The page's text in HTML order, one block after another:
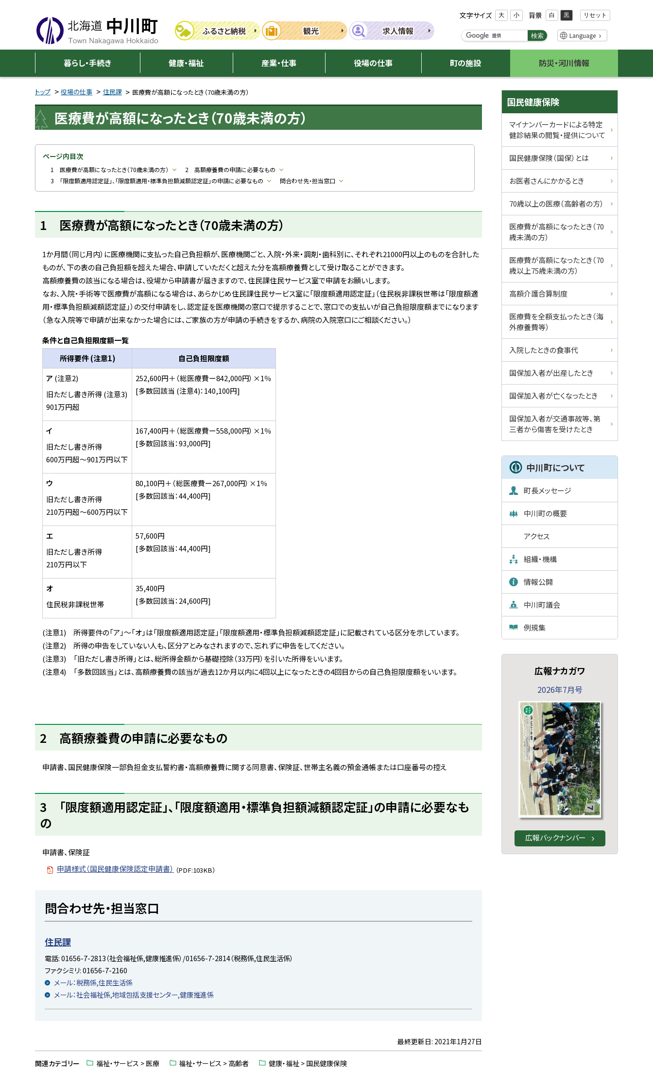
メ
ュ
中
川
町
ふるさと納税 観光 求人情報
文字サイズ 大 小 背景 白 黒 リセット
検
ー
ワ
検索 Language
暮らし・手続き 健康・福祉 産業・仕事 役場の仕事 町の施設 防災・河川情報
トップ 役場の仕事 住民課 医療費が高額になったとき（70歳未満の方）
医療費が高額になったとき（70歳未満の方）
ページ内目次
1 医療費が高額になったとき（70歳未満の方）
2 高額療養費の申請に必要なもの
3 「限度額適用認定証」、「限度額適用・標準負担額減額認定証」の申請に必要なもの
問合わせ先・担当窓口
1 医療費が高額になったとき（70歳未満の方）
1か月間（同じ月内）に医療機関に支払った自己負担額が、医療機関ごと、入院・外来・調剤・歯科別に、それぞれ21000円以上のものを合計した
ものが、下の表の自己負担額を超えた場合、申請していただくと超えた分を高額療養費として受け取ることができます。
高額療養費の該当になる場合は、役場から申請書が届きますので、住民課住民サービス室で申請をお願いします。
なお、入院・手術等で医療費が高額になる場合は、あらかじめ住民課住民サービス室に「限度額適用認定証」（住民税非課税世帯は「限度額適
用・標準負担額減額認定証」）の交付申請をし、認定証を医療機関の窓口で提示することで、窓口での支払いが自己負担限度額までになります
（急な入院等で申請が出来なかった場合には、ご家族の方が申請の手続きをするか、病院の入院窓口にご相談ください。）
条件と自己負担限度額一覧
所得要件 (注意1)
自己負担限度額
ア (注意2)
旧ただし書き所得 (注意3)
901万円超
252,600円＋（総医療費ー842,000円）×1％
[多数回該当 (注意4)：140,100円]
イ
旧ただし書き所得
600万円超～901万円以下
167,400円＋（総医療費ー558,000円）×1％
[多数回該当：93,000円]
ウ
旧ただし書き所得
210万円超～600万円以下
80,100円＋（総医療費ー267,000円）×1％
[多数回該当：44,400円]
エ
旧ただし書き所得
210万円以下
57,600円
[多数回該当：44,400円]
オ
住民税非課税世帯
35,400円
[多数回該当：24,600円]
(注意1) 所得要件の「ア」～「オ」は「限度額適用認定証」「限度額適用・標準負担額減額認定証」に記載されている区分を示しています。
(注意2) 所得の申告をしていない人も、区分アとみなされますので、忘れずに申告をしてください。
(注意3) 「旧ただし書き所得」とは、総所得金額から基礎控除（33万円）を引いた所得をいいます。
(注意4) 「多数回該当」とは、高額療養費の該当が過去12か月以内に4回以上になったときの4回目からの自己負担限度額をいいます。
ト
ッ
に
る
2 高額療養費の申請に必要なもの
申請書、国民健康保険一部負担金支払誓約書・高額療養費に関する同意書、保険証、世帯主名義の預金通帳または口座番号の控え
ト
ッ
プ
戻
3 「限度額適用認定証」、「限度額適用・標準負担額減額認定証」の申請に必要なも
の
申請書、保険証
申請様式（国民健康保険認定申請書） （PDF:103KB）
ッ
プ
に
戻
る
問合わせ先・担当窓口
住民課
電話:01656-7-2813（社会福祉係,健康推進係）/01656-7-2814（税務係,住民生活係）
ファクシミリ:01656-7-2160
メール：税務係,住民生活係
メール：社会福祉係,地域包括支援センター,健康推進係
プ
最終更新日: 2021年1月27日
関連カテゴリー 福祉・サービス > 医療 福祉・サービス > 高齢者 健康・福祉 > 国民健康保険
サ
イ
ド
メ
ニ
ュ
ー
国民健康保険
マイナンバーカードによる特定
健診結果の閲覧・提供について
国民健康保険（国保）とは
お医者さんにかかるとき
70歳以上の医療（高齢者の方）
医療費が高額になったとき（70
歳未満の方）
医療費が高額になったとき（70
歳以上75歳未満の方）
高額介護合算制度
医療費を全額支払ったとき（海
外療養費等）
入院したときの食事代
国保加入者が出産したとき
国保加入者が亡くなったとき
国保加入者が交通事故等、第
三者から傷害を受けたとき
中川町について
町長メッセージ
中川町の概要
アクセス
組織・機構
情報公開
中川町議会
例規集
広報ナカガワ
2026年7月号
広報バックナンバー
戻
メ